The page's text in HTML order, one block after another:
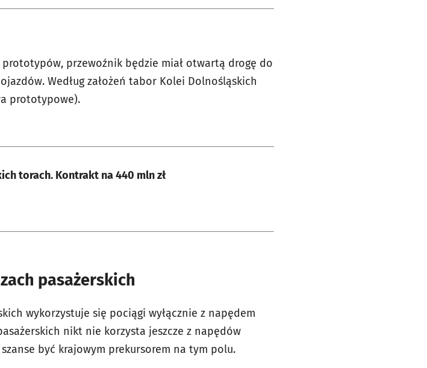
przewoźnik będzie miał otwartą drogę do
Według założeń tabor Kolei Dolnośląskich
prototypowe).
torach. Kontrakt na 440 mln zł
pasażerskich
wykorzystuje się pociągi wyłącznie z napędem
nikt nie korzysta jeszcze z napędów
być krajowym prekursorem na tym polu.